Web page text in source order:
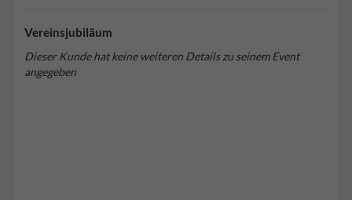
Vereinsjubiläum
Dieser Kunde hat keine weiteren Details zu seinem Event
angegeben